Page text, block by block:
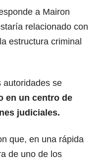
a Mairon
relacionado con
estructura criminal
autoridades se
en un centro de
judiciales.
que, en una rápida
de uno de los